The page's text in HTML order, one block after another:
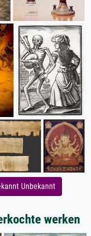
Unbekannt
werken